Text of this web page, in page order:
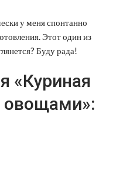
у меня спонтанно
Этот один из
Буду рада!
«Куриная
овощами»: